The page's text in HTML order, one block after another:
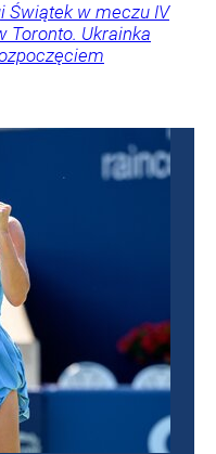
Świątek w meczu IV
Toronto. Ukrainka